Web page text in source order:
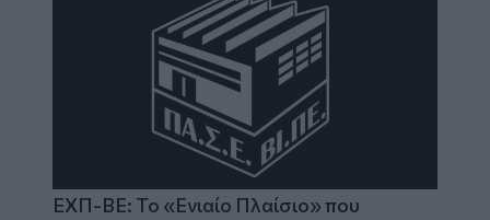
ΕΧΠ-ΒΕ: Το «Ενιαίο Πλαίσιο» που